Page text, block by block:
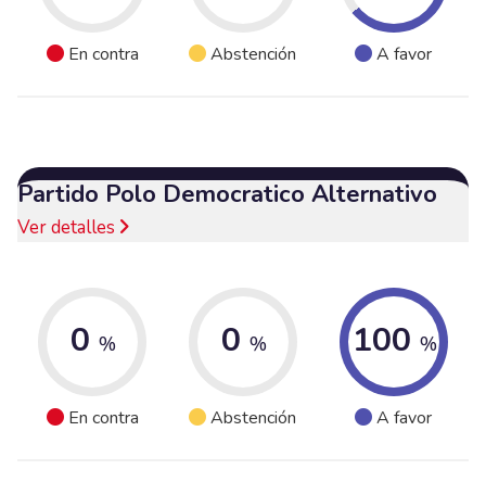
En contra Abstención A favor
Partido Polo Democratico Alternativo
Ver detalles
0 %
En contra
0 %
Abstención
100 %
A favor